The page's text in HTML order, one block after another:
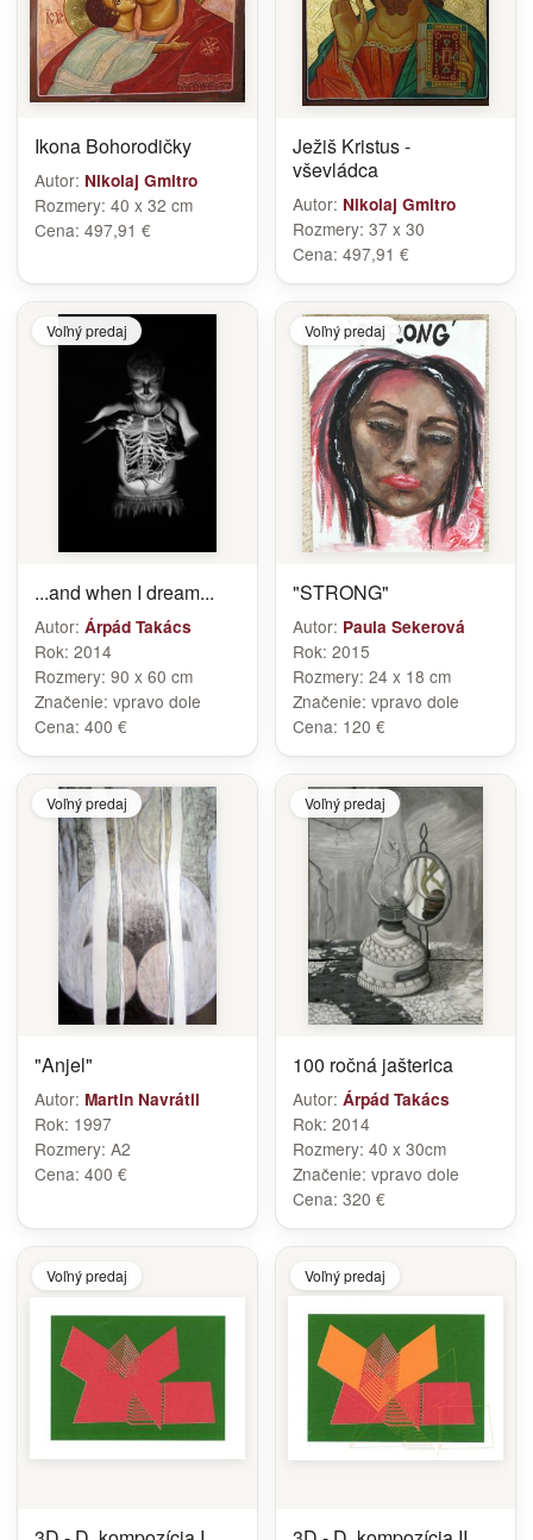
Ikona Bohorodičky
Autor: Nikolaj Gmitro
Rozmery: 40 x 32 cm
Cena: 497,91 €
Ježiš Kristus -
vševládca
Autor: Nikolaj Gmitro
Rozmery: 37 x 30
Cena: 497,91 €
Voľný predaj
...and when I dream...
Autor: Árpád Takács
Rok: 2014
Rozmery: 90 x 60 cm
Značenie: vpravo dole
Cena: 400 €
Voľný predaj
"STRONG"
Autor: Paula Sekerová
Rok: 2015
Rozmery: 24 x 18 cm
Značenie: vpravo dole
Cena: 120 €
Voľný predaj
"Anjel"
Autor: Martin Navrátil
Rok: 1997
Rozmery: A2
Cena: 400 €
Voľný predaj
100 ročná jašterica
Autor: Árpád Takács
Rok: 2014
Rozmery: 40 x 30cm
Značenie: vpravo dole
Cena: 320 €
Voľný predaj Voľný predaj